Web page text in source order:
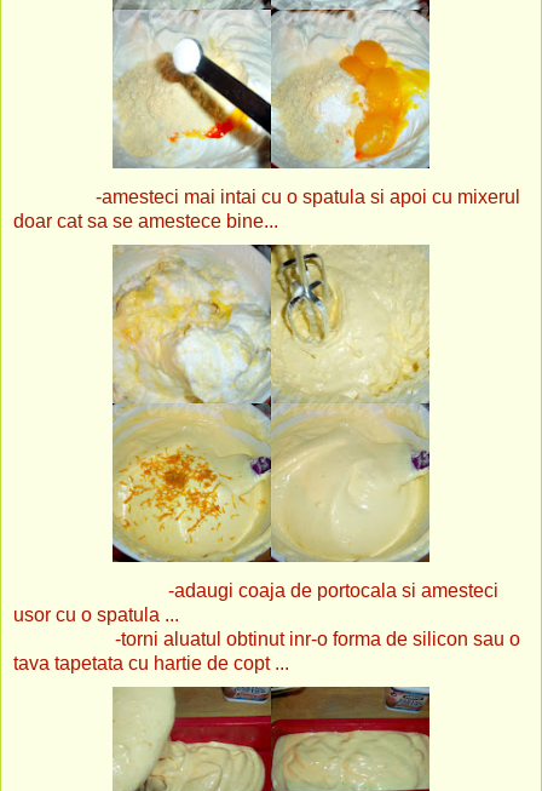
-amesteci mai intai cu o spatula si apoi cu mixerul
doar cat sa se amestece bine...
-adaugi coaja de portocala si amesteci
usor cu o spatula ...
-torni aluatul obtinut inr-o forma de silicon sau o
tava tapetata cu hartie de copt ...